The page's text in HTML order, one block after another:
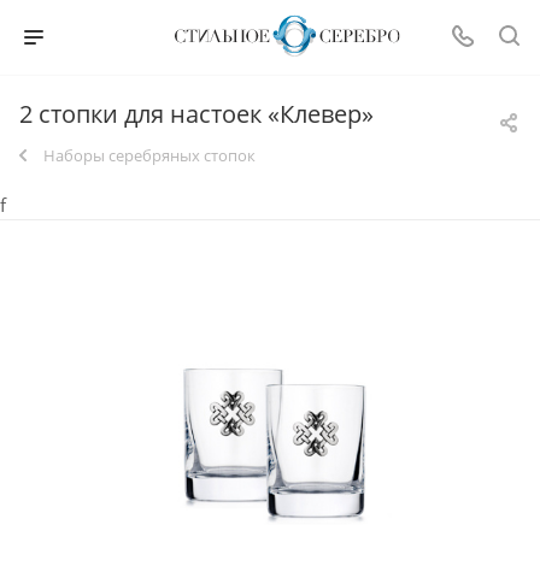
2 стопки для настоек «Клевер»
Наборы серебряных стопок
f